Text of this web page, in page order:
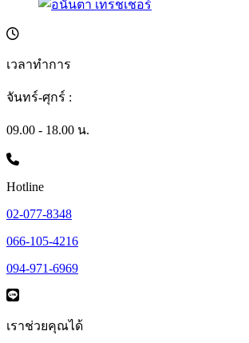
เวลาทำการ
จันทร์-ศุกร์ :
09.00 - 18.00 น.
Hotline
02-077-8348
066-105-4216
094-971-6969
เราช่วยคุณได้